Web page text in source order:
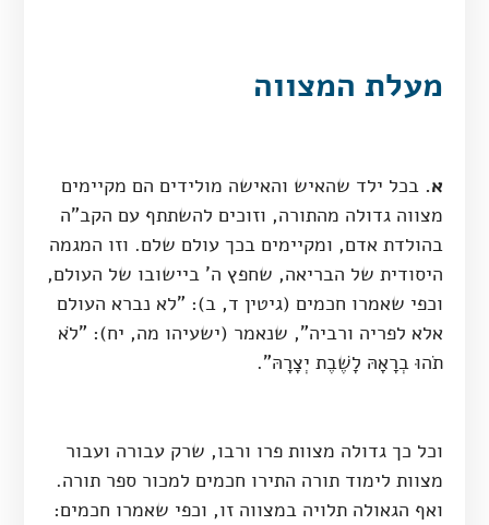
מעלת המצווה
א.בכל ילד שהאיש והאישה מולידים הם מקיימים
מצווה גדולה מהתורה, וזוכים להשתתף עם הקב"ה
בהולדת אדם, ומקיימים בכך עולם שלם. וזו המגמה
היסודית של הבריאה, שחפץ ה' ביישובו של העולם,
וכפי שאמרו חכמים (גיטין ד, ב): "לא נברא העולם
אלא לפריה ורביה", שנאמר (ישעיהו מה, יח): "לֹא
תֹהוּ בְרָאָהּ לָשֶׁבֶת יְצָרָהּ".
וכל כך גדולה מצוות פרו ורבו, שרק עבורה ועבור
מצוות לימוד תורה התירו חכמים למכור ספר תורה.
ואף הגאולה תלויה במצווה זו, וכפי שאמרו חכמים: